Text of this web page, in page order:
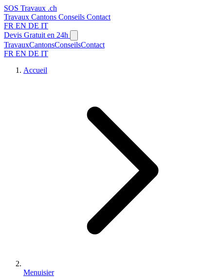
SOS Travaux .ch
Travaux Cantons Conseils Contact
FR EN DE IT
Devis Gratuit en 24h
TravauxCantonsConseilsContact
FR EN DE IT
Accueil
Menuisier